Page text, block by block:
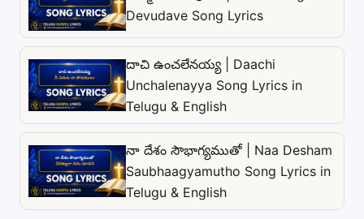
Devudave Song Lyrics
దాచి ఉంచలేనయ్య | Daachi
Unchalenayya Song Lyrics in
Telugu & English
నా దేశం సౌభాగ్యముతో | Naa Desham
Saubhaagyamutho Song Lyrics in
Telugu & English